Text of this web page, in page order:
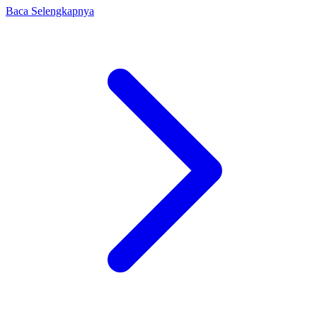
Baca Selengkapnya